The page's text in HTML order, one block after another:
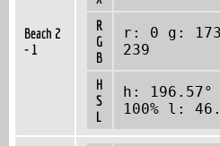
Beach 2
- 1
R
G
B
r: 0 g:
239
H
S
L
h: 196.57°
100% l: